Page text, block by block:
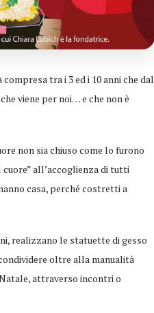
tra i 3 ed i 10 anni che dal
viene per noi… e che non è
non sia chiuso come lo furono
all’accoglienza di tutti
casa, perché costretti a
realizzano le statuette di gesso
oltre alla manualità
attraverso incontri o